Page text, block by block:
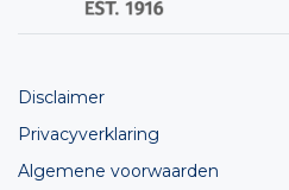
Disclaimer
Privacyverklaring
Algemene voorwaarden